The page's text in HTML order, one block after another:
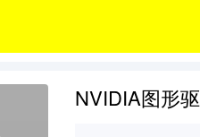
NVIDIA图形